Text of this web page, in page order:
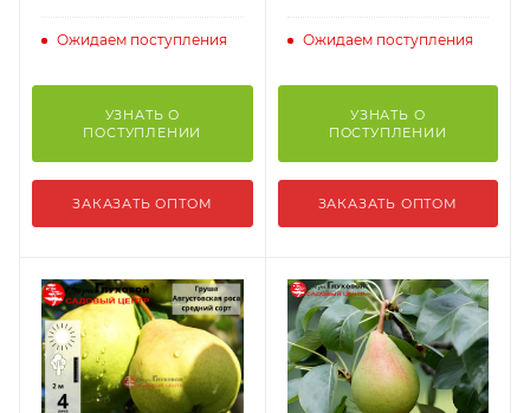
Ожидаем поступления
УЗНАТЬ О
ПОСТУПЛЕНИИ
ЗАКАЗАТЬ ОПТОМ
Ожидаем поступления
УЗНАТЬ О
ПОСТУПЛЕНИИ
ЗАКАЗАТЬ ОПТОМ